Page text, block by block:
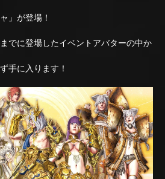
」が登場！
でに登場したイベントアバターの中か
手に入ります！